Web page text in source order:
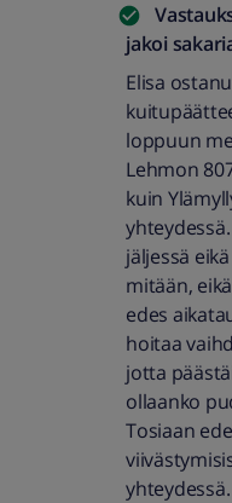
jakoi
Elisa
loppuun
Lehmon
kuin
jäljessä
mitään,
edes
hoitaa
jotta
ollaanko
Tosiaan